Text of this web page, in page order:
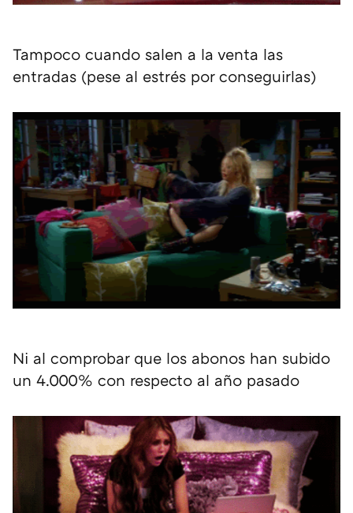
Tampoco cuando salen a la venta las
entradas (pese al estrés por conseguirlas)
Ni al comprobar que los abonos han subido
un 4.000% con respecto al año pasado